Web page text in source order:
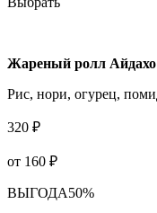
Жареный ролл Айдахо
Рис, нори, огурец,
320 ₽
от 160 ₽
ВЫГОДА50%